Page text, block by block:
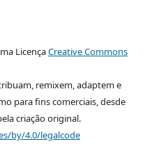
LicençaCreative Commons
remixem, adaptem e
para fins comerciais, desde
criação original.
by/4.0/legalcode